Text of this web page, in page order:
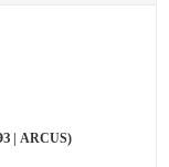
| ARCUS)